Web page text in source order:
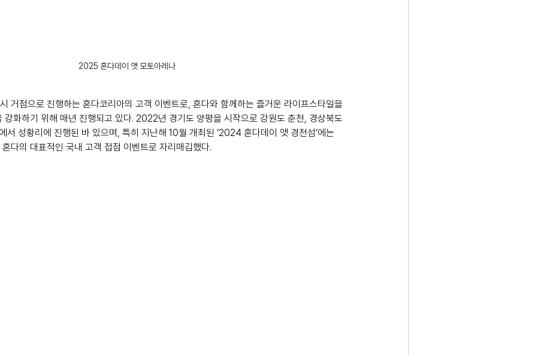
2025 혼다데이 앳 모토아레나
시 거점으로 진행하는 혼다코리아의 고객 이벤트로, 혼다와 함께하는 즐거운 라이프스타일을
강화하기 위해 매년 진행되고 있다. 2022년 경기도 양평을 시작으로 강원도 춘천, 경상북도
서 성황리에 진행된 바 있으며, 특히 지난해 10월 개최된 ‘2024 혼다데이 앳 경천섬’에는
다의 대표적인 국내 고객 접점 이벤트로 자리매김했다.